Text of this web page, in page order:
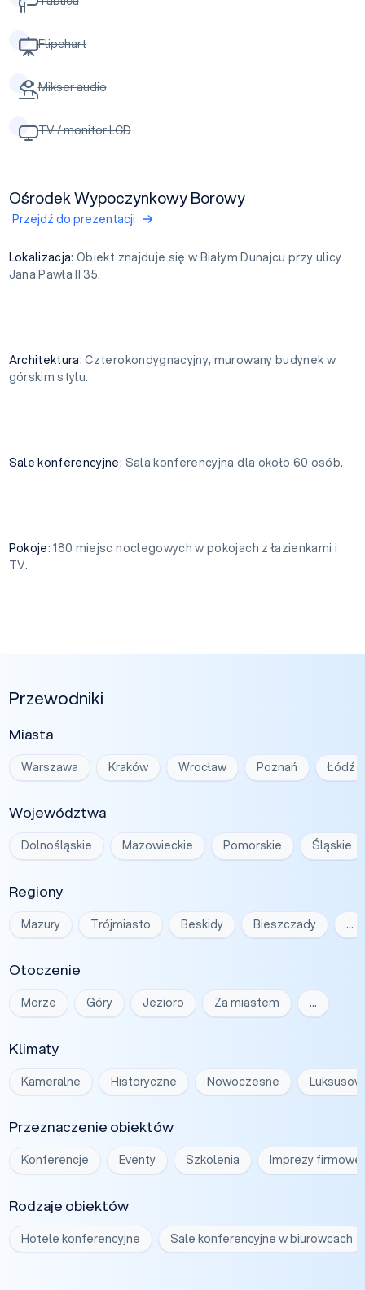
Flipchart
Mikser audio
TV / monitor LCD
Ośrodek Wypoczynkowy Borowy
Przejdź do prezentacji
Lokalizacja: Obiekt znajduje się w Białym Dunajcu przy ulicy
Jana Pawła II 35.
Architektura: Czterokondygnacyjny, murowany budynek w
górskim stylu.
Sale konferencyjne: Sala konferencyjna dla około 60 osób.
Pokoje: 180 miejsc noclegowych w pokojach z łazienkami i
TV.
Przewodniki
Miasta
Warszawa Kraków Wrocław Poznań Łódź
Województwa
Dolnośląskie Mazowieckie Pomorskie Śląskie
Regiony
Mazury Trójmiasto Beskidy Bieszczady …
Otoczenie
Morze Góry Jezioro Za miastem …
Klimaty
Kameralne Historyczne Nowoczesne
Przeznaczenie obiektów
Konferencje Eventy Szkolenia Imprezy firmowe
Rodzaje obiektów
Hotele konferencyjne Sale konferencyjne w biurowcach